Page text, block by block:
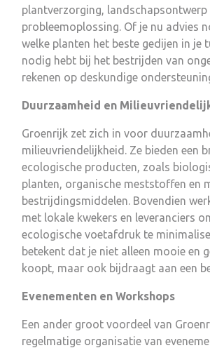
plantverzorging, landschapsontwerp
probleemoplossing. Of je nu advies
welke planten het beste gedijen in je
nodig hebt bij het bestrijden van
rekenen op deskundige
Duurzaamheid en
Groenrijk zet zich in voor
milieuvriendelijkheid. Ze bieden een
ecologische producten, zoals
planten, organische meststoffen en
bestrijdingsmiddelen. Bovendien
met lokale kwekers en leveranciers
ecologische voetafdruk te
betekent dat je niet alleen mooie en
koopt, maar ook bijdraagt aan een
Evenementen en Workshops
Een ander groot voordeel van
regelmatige organisatie van